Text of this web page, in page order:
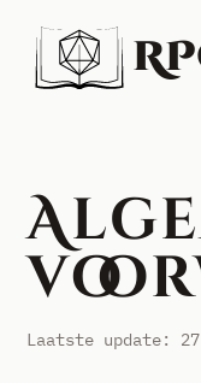
Laatste update: